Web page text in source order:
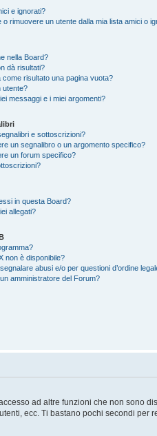
e ignorati?
rimuovere un utente dalla mia lista amici o
nella Board?
dà risultati?
risultato una pagina vuota?
utente?
messaggi e i miei argomenti?
e sottoscrizioni?
un segnalibro o un argomento specifico?
un forum specifico?
in questa Board?
allegati?
non è disponibile?
abusi e/o per questioni d’ordine
amministratore del Forum?
ad altre funzioni che non sono
ecc. Ti bastano pochi secondi per